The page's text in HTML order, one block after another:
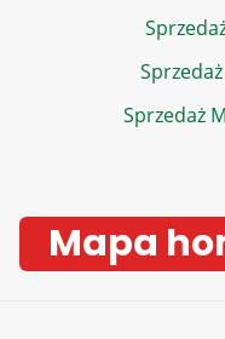
Sprzedaż
Mapa